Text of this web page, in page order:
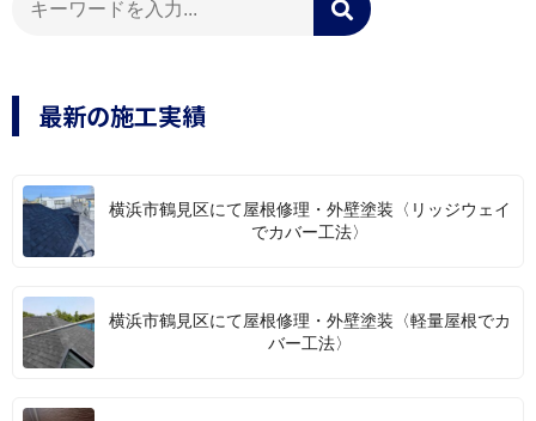
最新の施工実績
横浜市鶴見区にて屋根修理・外壁塗装〈リッジウェイ
でカバー工法〉
横浜市鶴見区にて屋根修理・外壁塗装〈軽量屋根でカ
バー工法〉